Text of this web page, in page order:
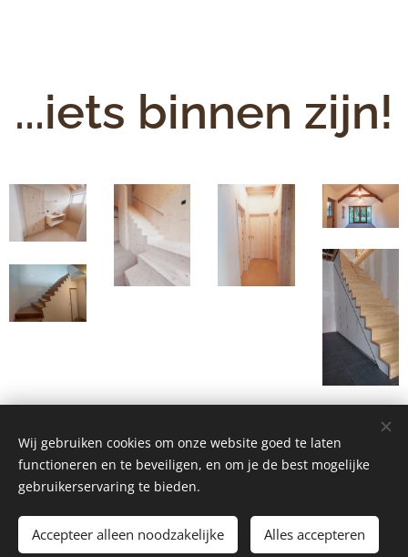
...iets binnen zijn!
© 2026 Houtvaardig BV
Cookies
Wij gebruiken cookies om onze website goed te laten
functioneren en te beveiligen, en om je de best mogelijke
gebruikerservaring te bieden.
Accepteer alleen noodzakelijke Alles accepteren